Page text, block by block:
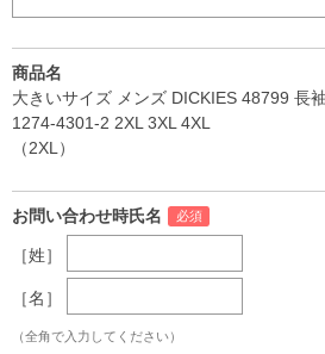
商品名
大きいサイズ メンズ DICKIES 48799 長
1274-4301-2 2XL 3XL 4XL
（2XL）
お問い合わせ時氏名
［姓］
［名］
（全角で入力してください）